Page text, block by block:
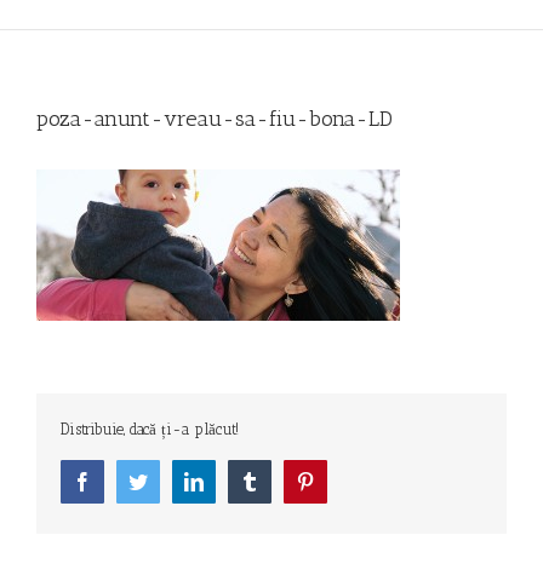
poza-anunt-vreau-sa-fiu-bona-LD
Distribuie, dacă ți-a plăcut!
FacebookTwitterLinkedIn Tumblr